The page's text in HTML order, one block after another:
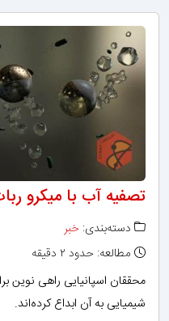
تصفیه آب با میکرو
دسته‌بندی: خبر
مطالعه: حدود ۲ دقیقه
محققان اسپانیایی راهی نوین
شیمیایی به آن ابداع کرده‌اند.